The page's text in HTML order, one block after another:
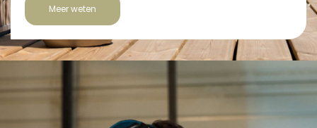
Meer weten